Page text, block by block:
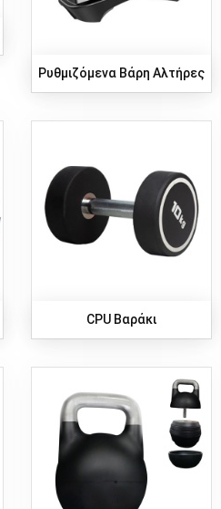
Ρυθμιζόμενα Βάρη Αλτήρες
CPU Βαράκι